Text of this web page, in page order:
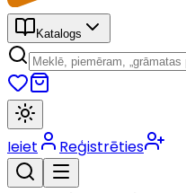
Katalogs
Ieiet Reģistrēties